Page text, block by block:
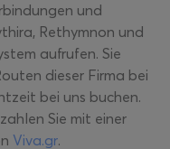
und
Rethymnon und
aufrufen. Sie
dieser Firma bei
bei uns buchen.
Sie mit einer
Viva.gr.